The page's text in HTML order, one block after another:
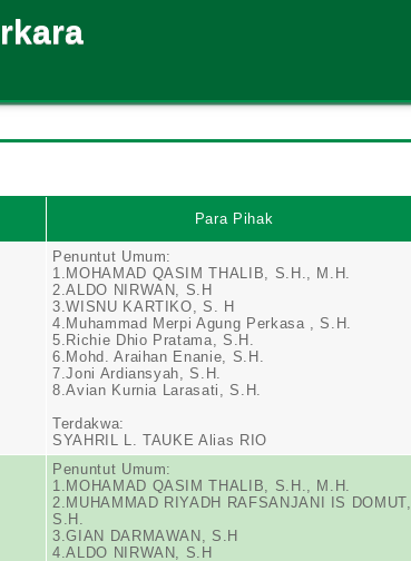
Para Pihak
Penuntut Umum:
1.MOHAMAD QASIM THALIB, S.H., M.H.
2.ALDO NIRWAN, S.H
3.WISNU KARTIKO, S. H
4.Muhammad Merpi Agung Perkasa , S.H.
5.Richie Dhio Pratama, S.H.
6.Mohd. Araihan Enanie, S.H.
7.Joni Ardiansyah, S.H.
8.Avian Kurnia Larasati, S.H.
Terdakwa:
SYAHRIL L. TAUKE Alias RIO
Penuntut Umum:
1.MOHAMAD QASIM THALIB, S.H., M.H.
2.MUHAMMAD RIYADH RAFSANJANI IS DOMUT,
S.H.
3.GIAN DARMAWAN, S.H
4.ALDO NIRWAN, S.H